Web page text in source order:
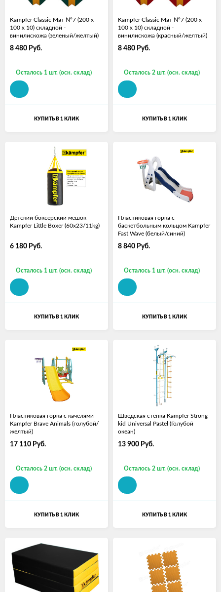
Kampfer Classic Мат №7 (200 х
100 х 10) складной -
винилискожа (зеленый/желтый)
8 480 Руб.
Осталось 1 шт. (осн. склад)
КУПИТЬ В 1 КЛИК
Kampfer Classic Мат №7 (200 х
100 х 10) складной -
винилискожа (красный/желтый)
8 480 Руб.
Осталось 2 шт. (осн. склад)
КУПИТЬ В 1 КЛИК
Детский боксерский мешок
Kampfer Little Boxer (60х23/11kg)
6 180 Руб.
Осталось 1 шт. (осн. склад)
КУПИТЬ В 1 КЛИК
Пластиковая горка с
баскетбольным кольцом Kampfer
Fast Wave (белый/синий)
8 840 Руб.
Осталось 1 шт. (осн. склад)
КУПИТЬ В 1 КЛИК
Пластиковая горка с качелями
Kampfer Brave Animals (голубой/
желтый)
17 110 Руб.
Осталось 2 шт. (осн. склад)
КУПИТЬ В 1 КЛИК
Шведская стенка Kampfer Strong
kid Universal Pastel (Голубой
океан)
13 900 Руб.
Осталось 2 шт. (осн. склад)
КУПИТЬ В 1 КЛИК